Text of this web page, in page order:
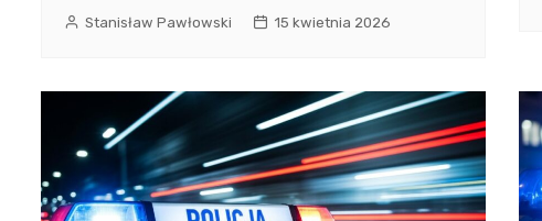
Stanisław Pawłowski 15 kwietnia 2026